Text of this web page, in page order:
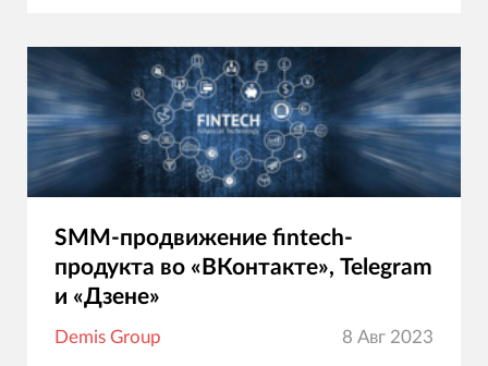
SMM-продвижение fintech-
продукта во «ВКонтакте», Telegram
и «Дзене»
Demis Group 8 Авг 2023